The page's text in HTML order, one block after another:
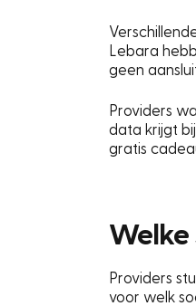
Lebara
geen
Providers
data krijgt
gratis
Welke
Providers
voor welk